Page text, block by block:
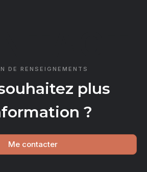
DE RENSEIGNEMENTS
plus
?
Me contacter